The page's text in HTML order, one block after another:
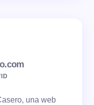
una web